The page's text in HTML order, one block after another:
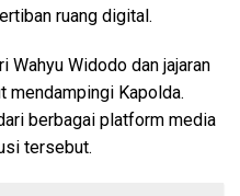
ruang digital.
Wahyu Widodo dan jajaran
mendampingi Kapolda.
berbagai platform media
tersebut.